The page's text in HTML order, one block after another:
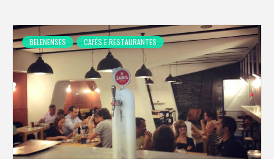
BELENENSES CAFÉS E RESTAURANTES